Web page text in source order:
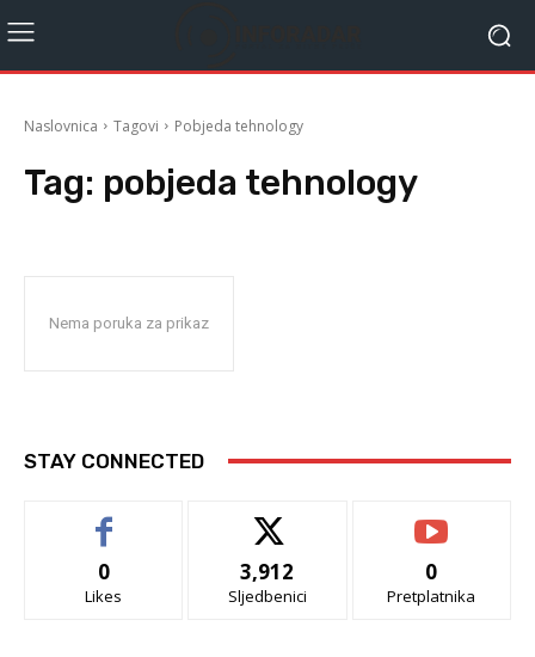
Naslovnica Tagovi Pobjeda tehnology
Tag: pobjeda tehnology
Nema poruka za prikaz
STAY CONNECTED
0
Likes
3,912
Sljedbenici
0
Pretplatnika